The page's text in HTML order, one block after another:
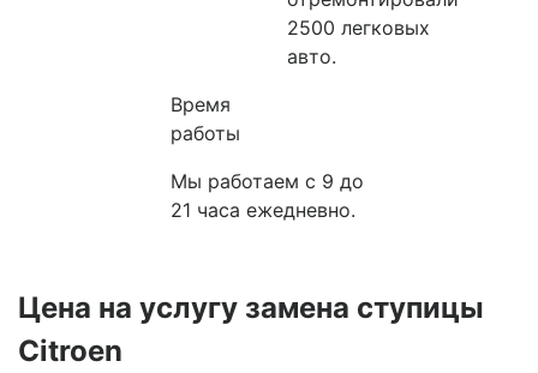
2500 легковых
авто.
Время
работы
Мы работаем с 9 до
21 часа ежедневно.
Цена на услугу замена ступицы
Citroen